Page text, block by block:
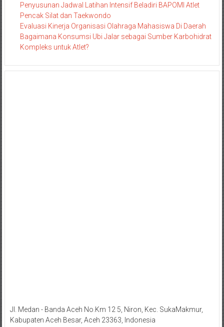
Penyusunan Jadwal Latihan Intensif Beladiri BAPOMI Atlet
Pencak Silat dan Taekwondo
Evaluasi Kinerja Organisasi Olahraga Mahasiswa Di Daerah
Bagaimana Konsumsi Ubi Jalar sebagai Sumber Karbohidrat
Kompleks untuk Atlet?
Jl. Medan - Banda Aceh No.Km 12 5, Niron, Kec. SukaMakmur,
Kabupaten Aceh Besar, Aceh 23363, Indonesia